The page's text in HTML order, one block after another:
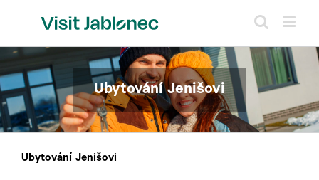
Ubytování Jenišovi
Ubytování Jenišovi